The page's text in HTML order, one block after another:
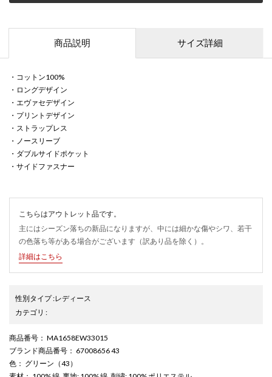
商品説明 サイズ詳細
・コットン100%
・ロングデザイン
・エヴァセデザイン
・プリントデザイン
・ストラップレス
・ノースリーブ
・ダブルサイドポケット
・サイドファスナー
こちらはアウトレット品です。
主にはシーズン落ちの新品になりますが、中には細かな傷やシワ、若干
の色落ち等がある場合がございます（訳あり品を除く）。
詳細はこちら
性別タイプ:レディース
カテゴリ :
商品番号 ： MA1658EW33015
ブランド商品番号 ： 67008656 43
色 ： グリーン（43）